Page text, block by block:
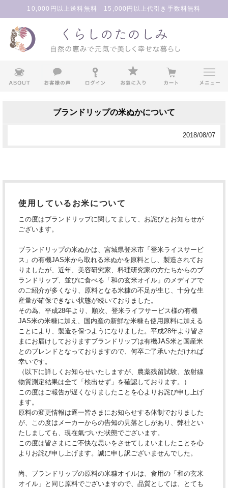
10,000円以上送料無料 15,000円以上代引き手数料無料
ブランドリップの米ぬかについて
2018/08/07
使用しているお米について
この度はブランドリップに関してまして、お詫びとお知らせが
ございます。
ブランドリップの米ぬかは、宮城県登米市「登米ライスサービ
ス」の有機JAS米から取れる米ぬかを原料とし、製造されてお
りましたが、近年、美容研究家、料理研究家の方たちからのブ
ランドリップ、並びに食べる「和の玄米オイル」のメディアで
のご紹介が多くなり、原料となる米糠の不足が生じ、十分な生
産量が確保できない状態が続いておりました。
その為、平成28年より、順次、登米ライフサービス様の有機
JAS米の米糠に加え、国内産の新鮮な米糠も使用原料に加える
ことにより、製造を保つようになりました。平成28年より皆さ
まにお届けしておりますブランドリップは有機JAS米と国産米
とのブレンドとなっておりますので、何卒ご了承いただければ
幸いです。
（以下に詳しくお知らせいたしますが、農薬残留試験、放射線
物質測定結果は全て「検出せず」を確認しております。）
この度はご報告が遅くなりましたことを心よりお詫び申し上げ
ます。
原料の変更情報は逐一皆さまにお知らせする体制でおりました
が、この度はメーカーからの告知の見落としがあり、弊社とい
たしましても、現在氣づいた状態でございます。
この度は皆さまにご不快な思いをさせてしまいましたことを心
よりお詫び申し上げます。誠に申し訳ございませんでした。
尚、ブランドリップの原料の米糠オイルは、食用の「和の玄米
オイル」と同じ原料でございますので、品質としては、とても